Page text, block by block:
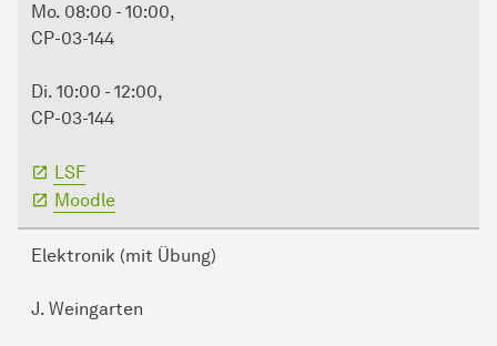
Mo. 08:00 - 10:00,
CP-03-144
Di. 10:00 - 12:00,
CP-03-144
LSF
Moodle
Elektronik (mit Übung)
J. Weingarten